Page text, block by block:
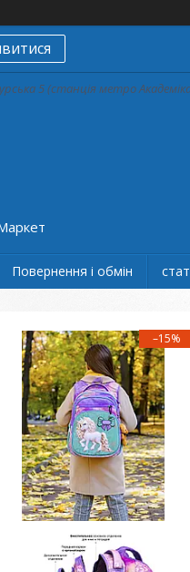
5 (станція метро
Повернення і обмін
–15%